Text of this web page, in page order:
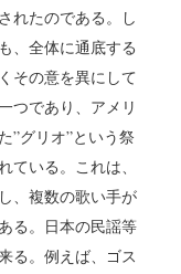
れたのである。し
、全体に通底する
その意を異にして
つであり、アメリ
”グリオ”という祭
いる。これは、
、複数の歌い手が
る。日本の民謡等
る。例えば、ゴス